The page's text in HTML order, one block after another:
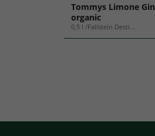
Tommys Limone Gin
organic
0,5 l /Fallstein Desti...